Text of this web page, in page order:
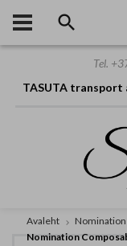
TASUTA
Tel.
Avaleht Nomination
Nomination